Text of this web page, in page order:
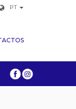
PT